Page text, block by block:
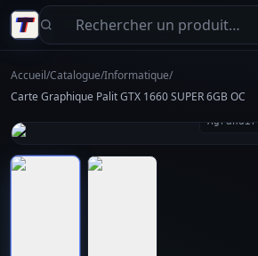
Aller au contenu principal
Accueil/Catalogue/Informatique/
Carte Graphique Palit GTX 1660 SUPER 6GB OC
Agrandir